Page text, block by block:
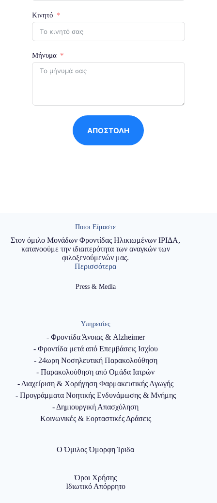
Κινητό
Μήνυμα
ΑΠΟΣΤΟΛΉ
Ποιοι Είμαστε
Στον όμιλο Μονάδων Φροντίδας Ηλικιωμένων ΙΡΙΔΑ,
κατανοούμε την ιδιαιτερότητα των αναγκών των
φιλοξενούμενών μας.
Περισσότερα
Press & Media
Υπηρεσίες
- Φροντίδα Άνοιας & Alzheimer
- Φροντίδα μετά από Επεμβάσεις Ισχίου
- 24ωρη Νοσηλευτική Παρακολούθηση
- Παρακολούθηση από Ομάδα Ιατρών
- Διαχείριση & Χορήγηση Φαρμακευτικής Αγωγής
- Προγράμματα Νοητικής Ενδυνάμωσης & Μνήμης
- Δημιουργική Απασχόληση
Κοινωνικές & Εορταστικές Δράσεις
Ο Όμιλος Όμορφη Ίριδα
Όροι Χρήσης
Ιδιωτικό Απόρρητο